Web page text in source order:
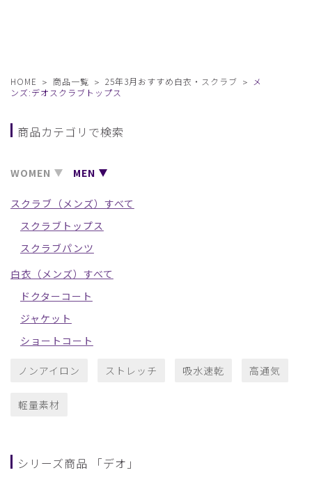
HOME 商品一覧 25年3月おすすめ白衣・スクラブ
メ
ンズ:デオスクラブトップス
商品カテゴリで検索
WOMEN MEN
スクラブ（メンズ）すべて
スクラブトップス
スクラブパンツ
白衣（メンズ）すべて
ドクターコート
ジャケット
ショートコート
ノンアイロン ストレッチ 吸水速乾 高通気
軽量素材
シリーズ商品 「デオ」